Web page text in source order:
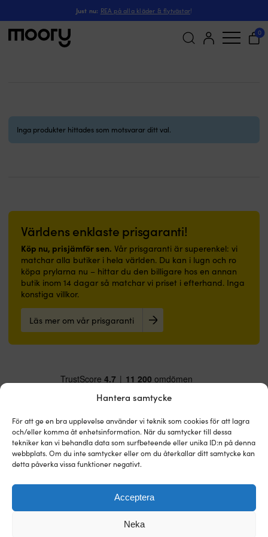
Hantera samtycke
För att ge en bra upplevelse använder vi teknik som cookies för att lagra
och/eller komma åt enhetsinformation. När du samtycker till dessa
tekniker kan vi behandla data som surfbeteende eller unika ID:n på denna
webbplats. Om du inte samtycker eller om du återkallar ditt samtycke kan
detta påverka vissa funktioner negativt.
Acceptera
Neka
Just nu: REA på alla kläder & flytvästar!
0
Elvstrøm Copenhagen 69
(0)
Inga produkter hittades som motsvarar ditt val.
Världens enklaste prisgaranti!
Köp nu, prisjämför sen. Vår prisgaranti är superenkel: vi
matchar alla butiker i hela världen. Du kan i lugn och ro
köpa prylarna nu – hittar du den billigare hos en annan
butik inom 14 dagar så matchar vi priset i efterhand. Inga
konstiga villkor.
Läs mer om vår prisgaranti
Moory – sveriges bredaste butik inom båttillbehör. Vi
45 000 båttillbehör från 800 brands